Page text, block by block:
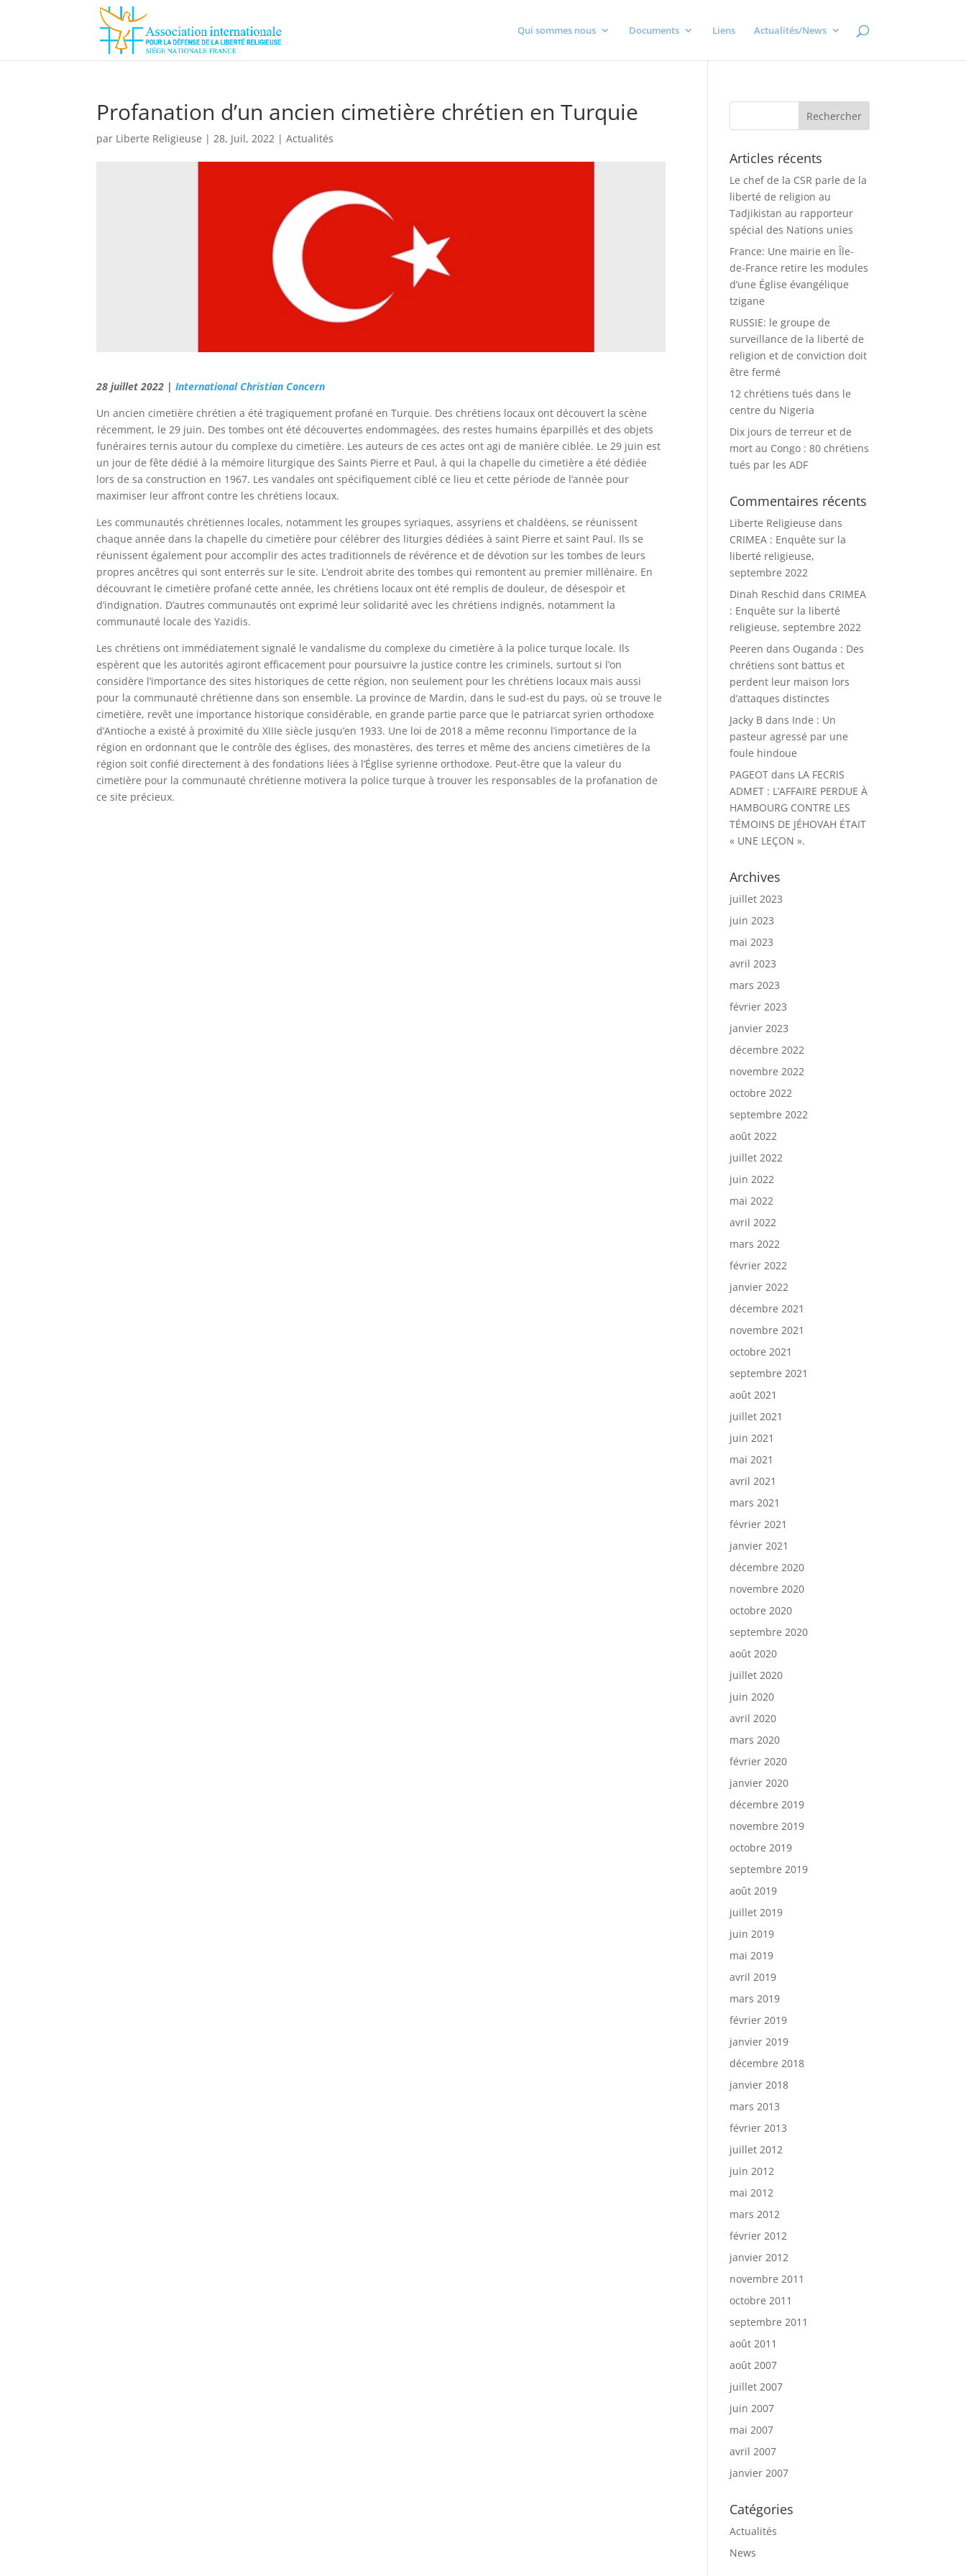
Qui sommes nous Documents Liens Actualités/News
Profanation d’un ancien cimetière chrétien en Turquie
par Liberte Religieuse |28, Juil, 2022 |Actualités
28 juillet 2022 |International Christian Concern
Un ancien cimetière chrétien a été tragiquement profané en Turquie. Des chrétiens locaux ont découvert la scène
récemment, le 29 juin. Des tombes ont été découvertes endommagées, des restes humains éparpillés et des objets
funéraires ternis autour du complexe du cimetière. Les auteurs de ces actes ont agi de manière ciblée. Le 29 juin est
un jour de fête dédié à la mémoire liturgique des Saints Pierre et Paul, à qui la chapelle du cimetière a été dédiée
lors de sa construction en 1967. Les vandales ont spécifiquement ciblé ce lieu et cette période de l’année pour
maximiser leur affront contre les chrétiens locaux.
Les communautés chrétiennes locales, notamment les groupes syriaques, assyriens et chaldéens, se réunissent
chaque année dans la chapelle du cimetière pour célébrer des liturgies dédiées à saint Pierre et saint Paul. Ils se
réunissent également pour accomplir des actes traditionnels de révérence et de dévotion sur les tombes de leurs
propres ancêtres qui sont enterrés sur le site. L’endroit abrite des tombes qui remontent au premier millénaire. En
découvrant le cimetière profané cette année, les chrétiens locaux ont été remplis de douleur, de désespoir et
d’indignation. D’autres communautés ont exprimé leur solidarité avec les chrétiens indignés, notamment la
communauté locale des Yazidis.
Les chrétiens ont immédiatement signalé le vandalisme du complexe du cimetière à la police turque locale. Ils
espèrent que les autorités agiront efficacement pour poursuivre la justice contre les criminels, surtout si l’on
considère l’importance des sites historiques de cette région, non seulement pour les chrétiens locaux mais aussi
pour la communauté chrétienne dans son ensemble. La province de Mardin, dans le sud-est du pays, où se trouve le
cimetière, revêt une importance historique considérable, en grande partie parce que le patriarcat syrien orthodoxe
d’Antioche a existé à proximité du XIIIe siècle jusqu’en 1933. Une loi de 2018 a même reconnu l’importance de la
région en ordonnant que le contrôle des églises, des monastères, des terres et même des anciens cimetières de la
région soit confié directement à des fondations liées à l’Église syrienne orthodoxe. Peut-être que la valeur du
cimetière pour la communauté chrétienne motivera la police turque à trouver les responsables de la profanation de
ce site précieux.
Articles récents
Le chef de la CSR parle de la
liberté de religion au
Tadjikistan au rapporteur
spécial des Nations unies
France: Une mairie en Île-
de-France retire les modules
d’une Église évangélique
tzigane
RUSSIE: le groupe de
surveillance de la liberté de
religion et de conviction doit
être fermé
12 chrétiens tués dans le
centre du Nigeria
Dix jours de terreur et de
mort au Congo : 80 chrétiens
tués par les ADF
Commentaires récents
Liberte Religieuse dans
CRIMEA : Enquête sur la
liberté religieuse,
septembre 2022
Dinah Reschid dans CRIMEA
: Enquête sur la liberté
religieuse, septembre 2022
Peeren dans Ouganda : Des
chrétiens sont battus et
perdent leur maison lors
d’attaques distinctes
Jacky B dans Inde : Un
pasteur agressé par une
foule hindoue
PAGEOT dans LA FECRIS
ADMET : L’AFFAIRE PERDUE À
HAMBOURG CONTRE LES
TÉMOINS DE JÉHOVAH ÉTAIT
« UNE LEÇON ».
Archives
juillet 2023
juin 2023
mai 2023
avril 2023
mars 2023
février 2023
janvier 2023
décembre 2022
novembre 2022
octobre 2022
septembre 2022
août 2022
juillet 2022
juin 2022
mai 2022
avril 2022
mars 2022
février 2022
janvier 2022
décembre 2021
novembre 2021
octobre 2021
septembre 2021
août 2021
juillet 2021
juin 2021
mai 2021
avril 2021
mars 2021
février 2021
janvier 2021
décembre 2020
novembre 2020
octobre 2020
septembre 2020
août 2020
juillet 2020
juin 2020
avril 2020
mars 2020
février 2020
janvier 2020
décembre 2019
novembre 2019
octobre 2019
septembre 2019
août 2019
juillet 2019
juin 2019
mai 2019
avril 2019
mars 2019
février 2019
janvier 2019
décembre 2018
janvier 2018
mars 2013
février 2013
juillet 2012
juin 2012
mai 2012
mars 2012
février 2012
janvier 2012
novembre 2011
octobre 2011
septembre 2011
août 2011
août 2007
juillet 2007
juin 2007
mai 2007
avril 2007
janvier 2007
Catégories
Actualités
News